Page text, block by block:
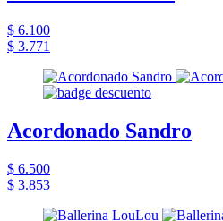
$ 6.100
$ 3.771
Acordonado Sandro
$ 6.500
$ 3.853